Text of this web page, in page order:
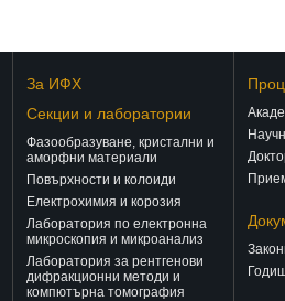
За ИФХ
Секции и лаборатории
Фазообразуване, кристални и
аморфни материали
Повърхности и колоиди
Електрохимия и корозия
Лаборатория по електронна
микроскопия и микроанализ
Лаборатория за рентгенови
дифракционни методи и
компютърна томография